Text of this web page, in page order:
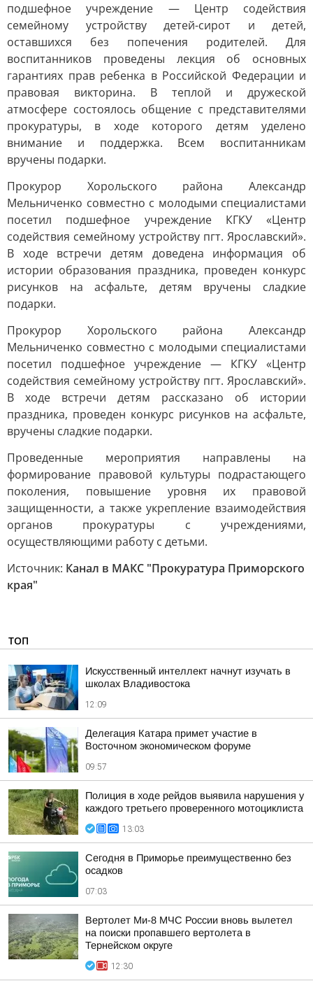
подшефное учреждение — Центр содействия
семейному устройству детей-сирот и детей,
оставшихся без попечения родителей. Для
воспитанников проведены лекция об основных
гарантиях прав ребенка в Российской Федерации и
правовая викторина. В теплой и дружеской
атмосфере состоялось общение с представителями
прокуратуры, в ходе которого детям уделено
внимание и поддержка. Всем воспитанникам
вручены подарки.
Прокурор Хорольского района Александр
Мельниченко совместно с молодыми специалистами
посетил подшефное учреждение КГКУ «Центр
содействия семейному устройству пгт. Ярославский».
В ходе встречи детям доведена информация об
истории образования праздника, проведен конкурс
рисунков на асфальте, детям вручены сладкие
подарки.
Прокурор Хорольского района Александр
Мельниченко совместно с молодыми специалистами
посетил подшефное учреждение — КГКУ «Центр
содействия семейному устройству пгт. Ярославский».
В ходе встречи детям рассказано об истории
праздника, проведен конкурс рисунков на асфальте,
вручены сладкие подарки.
Проведенные мероприятия направлены на
формирование правовой культуры подрастающего
поколения, повышение уровня их правовой
защищенности, а также укрепление взаимодействия
органов прокуратуры с учреждениями,
осуществляющими работу с детьми.
Источник: Канал в МАКС "Прокуратура Приморского
края"
ТОП
Искусственный интеллект начнут изучать в
школах Владивостока
12:09
Делегация Катара примет участие в
Восточном экономическом форуме
09:57
Полиция в ходе рейдов выявила нарушения у
каждого третьего проверенного мотоциклиста
13:03
Сегодня в Приморье преимущественно без
осадков
07:03
Вертолет Ми-8 МЧС России вновь вылетел
на поиски пропавшего вертолета в
Тернейском округе
12:30